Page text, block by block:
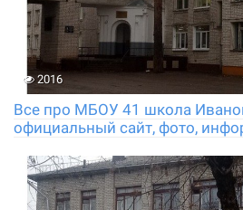
2016
Все про МБОУ 41 школа
официальный сайт, фото,